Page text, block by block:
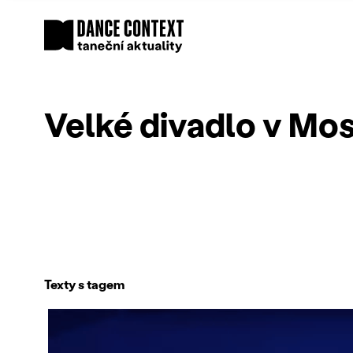
Velké divadlo v
Texty s tagem